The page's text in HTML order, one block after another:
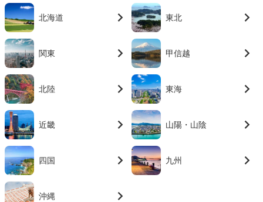
北海道 東北
関東 甲信越
北陸 東海
近畿 山陽・山陰
四国 九州
沖縄